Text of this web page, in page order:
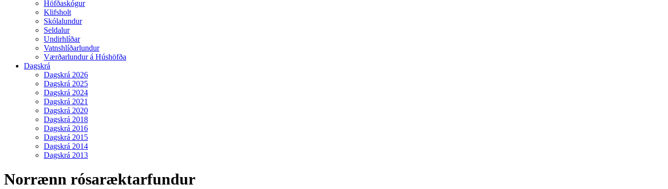
Höfðaskógur
Klifsholt
Skólalundur
Seldalur
Undirhlíðar
Vatnshlíðarlundur
Værðarlundur á Húshöfða
Dagskrá
Dagskrá 2026
Dagskrá 2025
Dagskrá 2024
Dagskrá 2021
Dagskrá 2020
Dagskrá 2018
Dagskrá 2016
Dagskrá 2015
Dagskrá 2014
Dagskrá 2013
Norrænn rósaræktarfundur